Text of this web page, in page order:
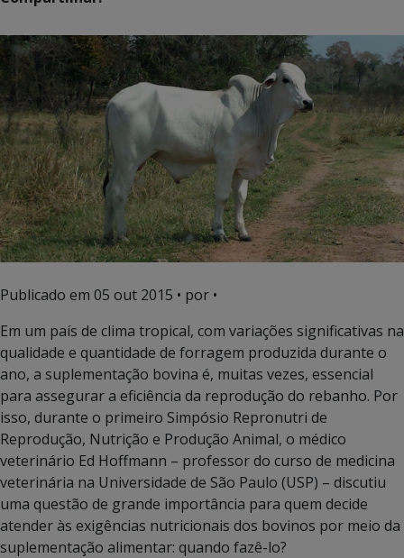
Publicado em 05 out 2015 • por •
Em um país de clima tropical, com variações significativas na
qualidade e quantidade de forragem produzida durante o
ano, a suplementação bovina é, muitas vezes, essencial
para assegurar a eficiência da reprodução do rebanho. Por
isso, durante o primeiro Simpósio Repronutri de
Reprodução, Nutrição e Produção Animal, o médico
veterinário Ed Hoffmann – professor do curso de medicina
veterinária na Universidade de São Paulo (USP) – discutiu
uma questão de grande importância para quem decide
atender às exigências nutricionais dos bovinos por meio da
suplementação alimentar: quando fazê-lo?